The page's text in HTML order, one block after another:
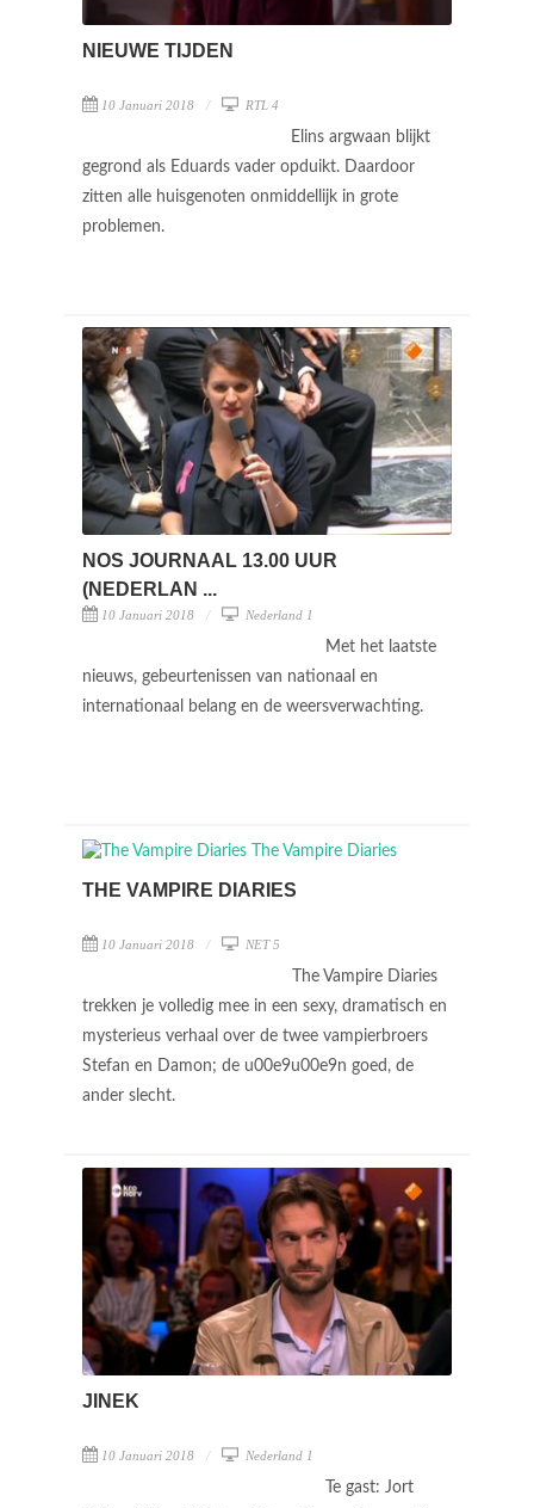
NIEUWE TIJDEN
10 Januari 2018 RTL 4
Elins argwaan blijkt
gegrond als Eduards vader opduikt. Daardoor
zitten alle huisgenoten onmiddellijk in grote
problemen.
NOS JOURNAAL 13.00 UUR
(NEDERLAN ...
10 Januari 2018 Nederland 1
Met het laatste
nieuws, gebeurtenissen van nationaal en
internationaal belang en de weersverwachting.
THE VAMPIRE DIARIES
10 Januari 2018 NET 5
The Vampire Diaries
trekken je volledig mee in een sexy, dramatisch en
mysterieus verhaal over de twee vampierbroers
Stefan en Damon; de u00e9u00e9n goed, de
ander slecht.
JINEK
10 Januari 2018 Nederland 1
Te gast: Jort